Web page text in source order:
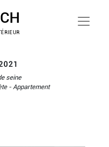
seine
- Appartement